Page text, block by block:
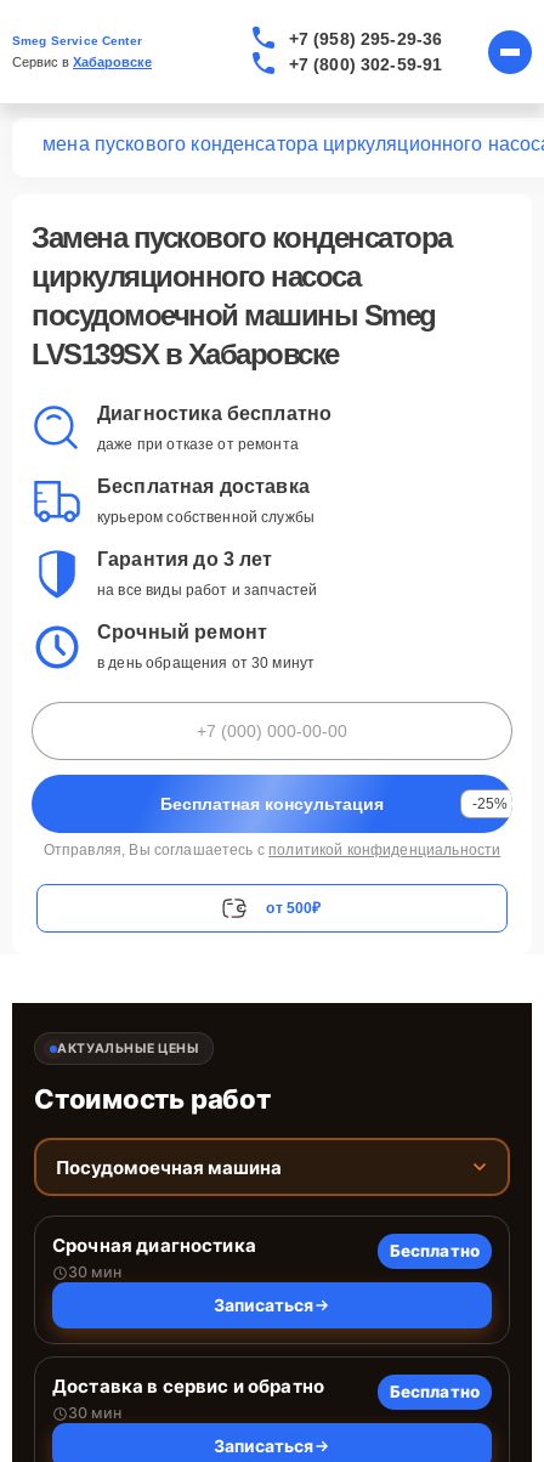
Smeg Service Center
Сервис в Хабаровске
+7 (958) 295-29-36
+7 (800) 302-59-91
Замена пускового конденсатора циркуляционного
Замена пускового конденсатора
циркуляционного насоса
посудомоечной машины Smeg
LVS139SX в Хабаровске
Диагностика бесплатно
даже при отказе от ремонта
Бесплатная доставка
курьером собственной службы
Гарантия до 3 лет
на все виды работ и запчастей
Срочный ремонт
в день обращения от 30 минут
Бесплатная консультация -25%
Отправляя, Вы соглашаетесь с политикой конфиденциальности
от 500₽
АКТУАЛЬНЫЕ ЦЕНЫ
Стоимость работ
Посудомоечная машина
Срочная диагностика
30 мин
Бесплатно
Записаться
Доставка в сервис и обратно
30 мин
Бесплатно
Записаться